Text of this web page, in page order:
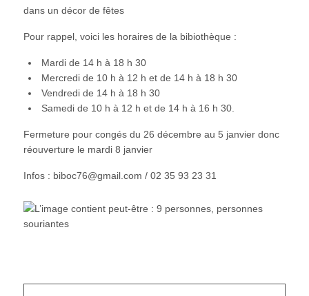
dans un décor de fêtes
Pour rappel, voici les horaires de la bibiothèque :
Mardi de 14 h à 18 h 30
Mercredi de 10 h à 12 h et de 14 h à 18 h 30
Vendredi de 14 h à 18 h 30
Samedi de 10 h à 12 h et de 14 h à 16 h 30.
Fermeture pour congés du 26 décembre au 5 janvier donc
réouverture le mardi 8 janvier
Infos : biboc76@gmail.com / 02 35 93 23 31